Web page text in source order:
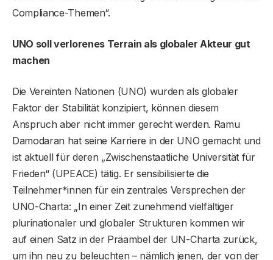
Compliance-Themen“.
UNO soll verlorenes Terrain als globaler Akteur gut
machen
Die Vereinten Nationen (UNO) wurden als globaler
Faktor der Stabilität konzipiert, können diesem
Anspruch aber nicht immer gerecht werden. Ramu
Damodaran hat seine Karriere in der UNO gemacht und
ist aktuell für deren „Zwischenstaatliche Universität für
Frieden“ (UPEACE) tätig. Er sensibilisierte die
Teilnehmer*innen für ein zentrales Versprechen der
UNO-Charta: „In einer Zeit zunehmend vielfältiger
plurinationaler und globaler Strukturen kommen wir
auf einen Satz in der Präambel der UN-Charta zurück,
um ihn neu zu beleuchten – nämlich jenen, der von der